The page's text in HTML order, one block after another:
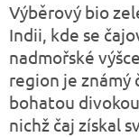
Výběrový bio
Indii, kde se
nadmořské
region je známý
bohatou
nichž čaj získal